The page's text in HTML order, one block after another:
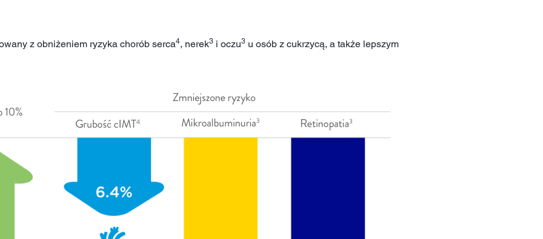
z obniżeniem ryzyka chorób serca4, nerek3 i oczu3 u osób z cukrzycą, a także lepszym